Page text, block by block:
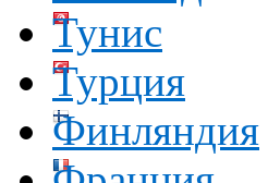
Тунис
Турция
Финляндия